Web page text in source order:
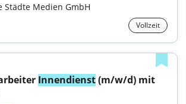
Städte Medien GmbH
Vollzeit
Innendienst (m/w/d) mit